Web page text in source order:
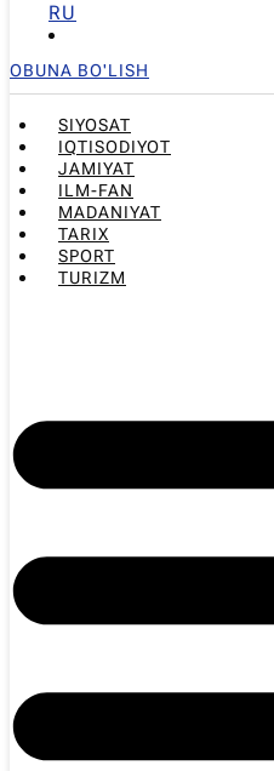
RU
OBUNA BO'LISH
SIYOSAT
IQTISODIYOT
JAMIYAT
ILM-FAN
MADANIYAT
TARIX
SPORT
TURIZM